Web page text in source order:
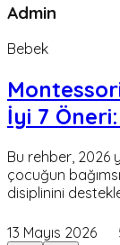
Admin
Bebek
İyi 7
Bu rehber, 2026
çocuğun
disiplinini
13 Mayıs 2026